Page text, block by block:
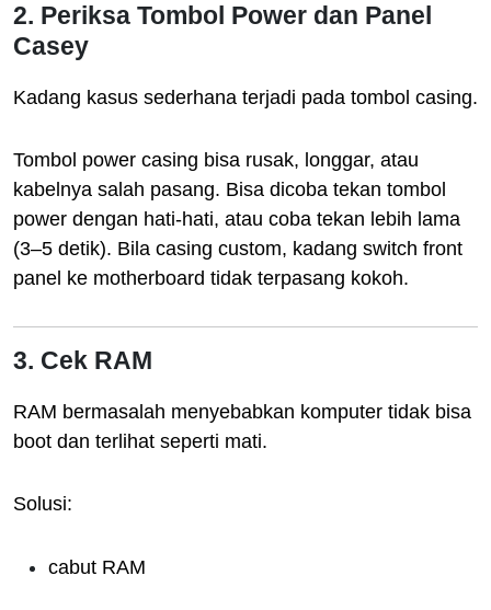
2. Periksa Tombol Power dan Panel
Casey
Kadang kasus sederhana terjadi pada tombol casing.
Tombol power casing bisa rusak, longgar, atau
kabelnya salah pasang. Bisa dicoba tekan tombol
power dengan hati-hati, atau coba tekan lebih lama
(3–5 detik). Bila casing custom, kadang switch front
panel ke motherboard tidak terpasang kokoh.
3. Cek RAM
RAM bermasalah menyebabkan komputer tidak bisa
boot dan terlihat seperti mati.
Solusi:
cabut RAM